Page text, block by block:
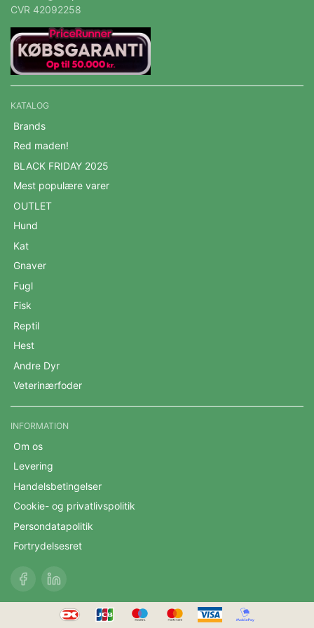
CVR 42092258
KATALOG
Brands
Red maden!
BLACK FRIDAY 2025
Mest populære varer
OUTLET
Hund
Kat
Gnaver
Fugl
Fisk
Reptil
Hest
Andre Dyr
Veterinærfoder
INFORMATION
Om os
Levering
Handelsbetingelser
Cookie- og privatlivspolitik
Persondatapolitik
Fortrydelsesret